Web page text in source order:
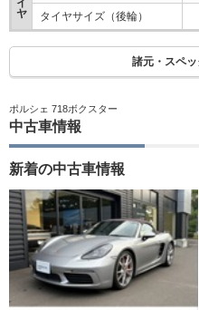
イ
ヤ
タイヤサイズ（後輪）
諸元・スペ
ポルシェ 718ボクスター
中古車情報
新着の中古車情報